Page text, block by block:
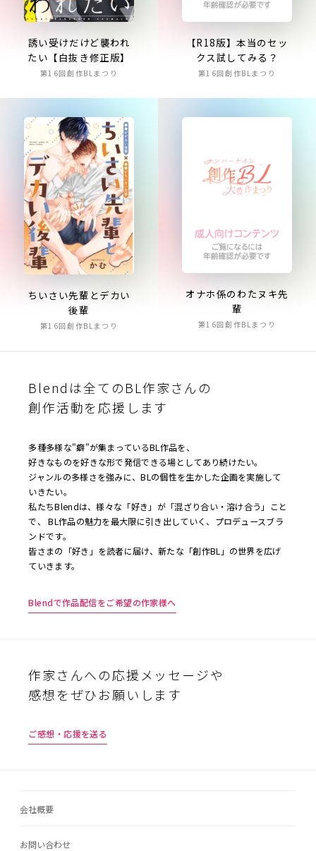
誘い受けだけど襲われ
たい【白抜き修正版】
第16回創作BLまつり
【R18版】本当のセッ
クス試してみる？
第16回創作BLまつり
ちいさい先輩とデカい
後輩
第16回創作BLまつり
オナホ係のわたヌキ先
輩
第16回創作BLまつり
Blendは全てのBL作家さんの
創作活動を応援します
多種多様な"癖"が集まっているBL作品を、
好きなものを好きな形で発信できる場としてあり続けたい。
ジャンルの多様さを強みに、BLの個性を生かした企画を実施して
いきたい。
私たちBlendは、様々な「好き」が「混ざり合い・溶け合う」こと
で、 BL作品の魅力を最大限に引き出していく、プロデュースブラ
ンドです。
皆さまの「好き」を読者に届け、新たな「創作BL」の世界を広げ
ていきます。
Blendで作品配信をご希望の作家様へ
作家さんへの応援メッセージや
感想をぜひお願いします
ご感想・応援を送る
会社概要
お問い合わせ